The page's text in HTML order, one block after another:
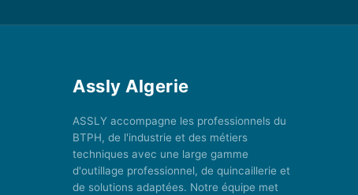
Assly Algerie
ASSLY accompagne les professionnels du
BTPH, de l'industrie et des métiers
techniques avec une large gamme
d'outillage professionnel, de quincaillerie et
de solutions adaptées. Notre équipe met